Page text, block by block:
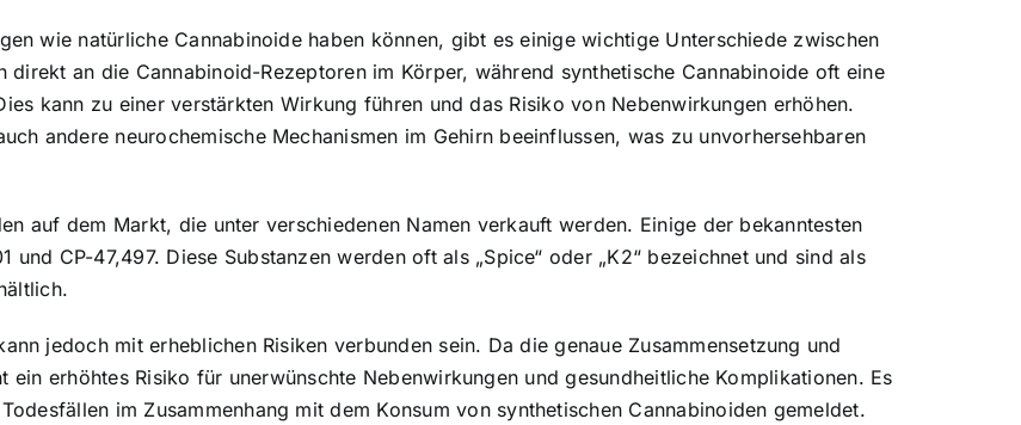
wie natürliche Cannabinoide haben können, gibt es einige wichtige Unterschiede zwischen
an die Cannabinoid-Rezeptoren im Körper, während synthetische Cannabinoide oft eine
kann zu einer verstärkten Wirkung führen und das Risiko von Nebenwirkungen erhöhen.
andere neurochemische Mechanismen im Gehirn beeinflussen, was zu unvorhersehbaren
auf dem Markt, die unter verschiedenen Namen verkauft werden. Einige der bekanntesten
CP-47,497. Diese Substanzen werden oft als „Spice“ oder „K2“ bezeichnet und sind als
jedoch mit erheblichen Risiken verbunden sein. Da die genaue Zusammensetzung und
ein erhöhtes Risiko für unerwünschte Nebenwirkungen und gesundheitliche Komplikationen. Es
im Zusammenhang mit dem Konsum von synthetischen Cannabinoiden gemeldet.